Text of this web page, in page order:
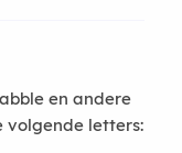
en andere
volgende letters: